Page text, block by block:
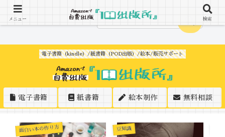
電子書籍（kindle）/紙書籍（POD出版）/絵本/販売サポート
電子書籍 紙書籍 絵本制作 無料相談
面白い本の作り方 豆知識
メニュー 検索